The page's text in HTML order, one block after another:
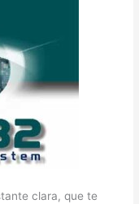
clara, que te